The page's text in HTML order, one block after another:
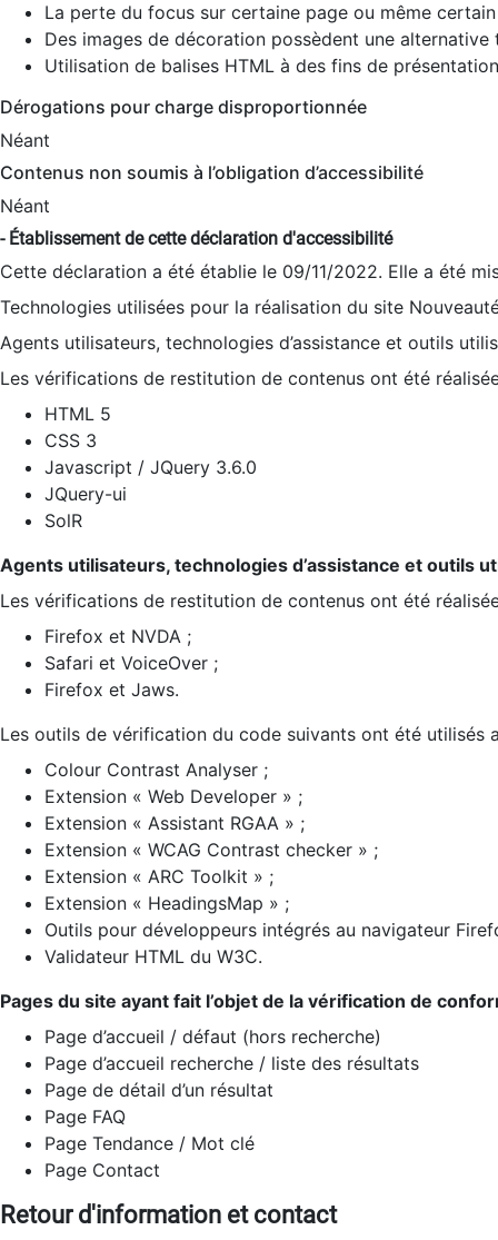
La perte du focus sur certaine page ou même
Des images de décoration possèdent une alternative
Utilisation de balises HTML à des fins de
Dérogations pour charge disproportionnée
Néant
Contenus non soumis à l’obligation d’accessibilité
Néant
- Établissement de cette déclaration d'accessibilité
Cette déclaration a été établie le 09/11/2022. Elle a été
Technologies utilisées pour la réalisation du site
Agents utilisateurs, technologies d’assistance et outils
Les vérifications de restitution de contenus ont été
HTML 5
CSS 3
Javascript / JQuery 3.6.0
JQuery-ui
SolR
Agents utilisateurs, technologies d’assistance et outils
Les vérifications de restitution de contenus ont été
Firefox et NVDA ;
Safari et VoiceOver ;
Firefox et Jaws.
Les outils de vérification du code suivants ont été utilisés
Colour Contrast Analyser ;
Extension « Web Developer » ;
Extension « Assistant RGAA » ;
Extension « WCAG Contrast checker » ;
Extension « ARC Toolkit » ;
Extension « HeadingsMap » ;
Outils pour développeurs intégrés au navigateur
Validateur HTML du W3C.
Pages du site ayant fait l’objet de la vérification de
Page d’accueil / défaut (hors recherche)
Page d’accueil recherche / liste des résultats
Page de détail d’un résultat
Page FAQ
Page Tendance / Mot clé
Page Contact
Retour d'information et contact